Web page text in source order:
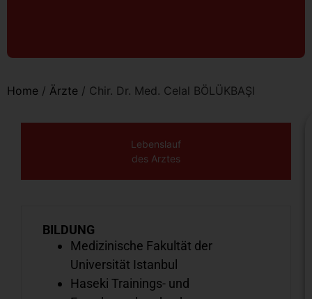
Home / Ärzte / Chir. Dr. Med. Celal BÖLÜKBAŞI
Lebenslauf
des Arztes
BILDUNG
Medizinische Fakultät der
Universität Istanbul
Haseki Trainings- und